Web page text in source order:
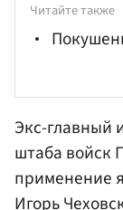
Читайте также
Экс-главный
штаба войск
применение
Игорь